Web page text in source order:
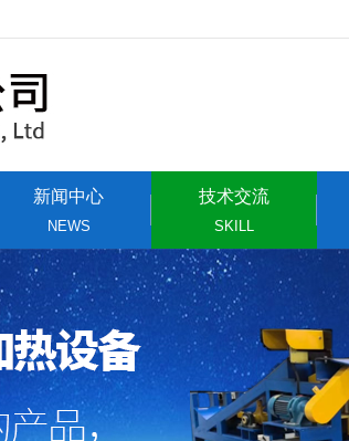
新闻中心
NEWS
技术交流
SKILL